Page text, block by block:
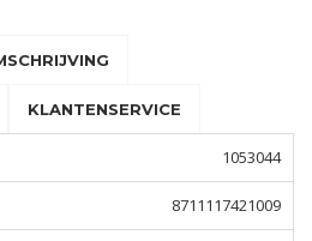
KLANTENSERVICE
1053044
8711117421009